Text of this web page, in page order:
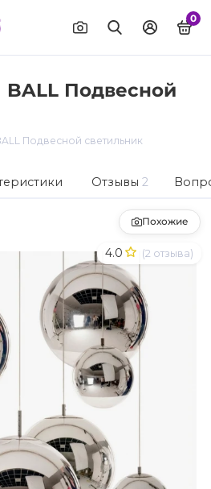
0
BALL Подвесной
Подвесной светильник
Отзывы 2
4.0 (2 отзыва)
Похожие